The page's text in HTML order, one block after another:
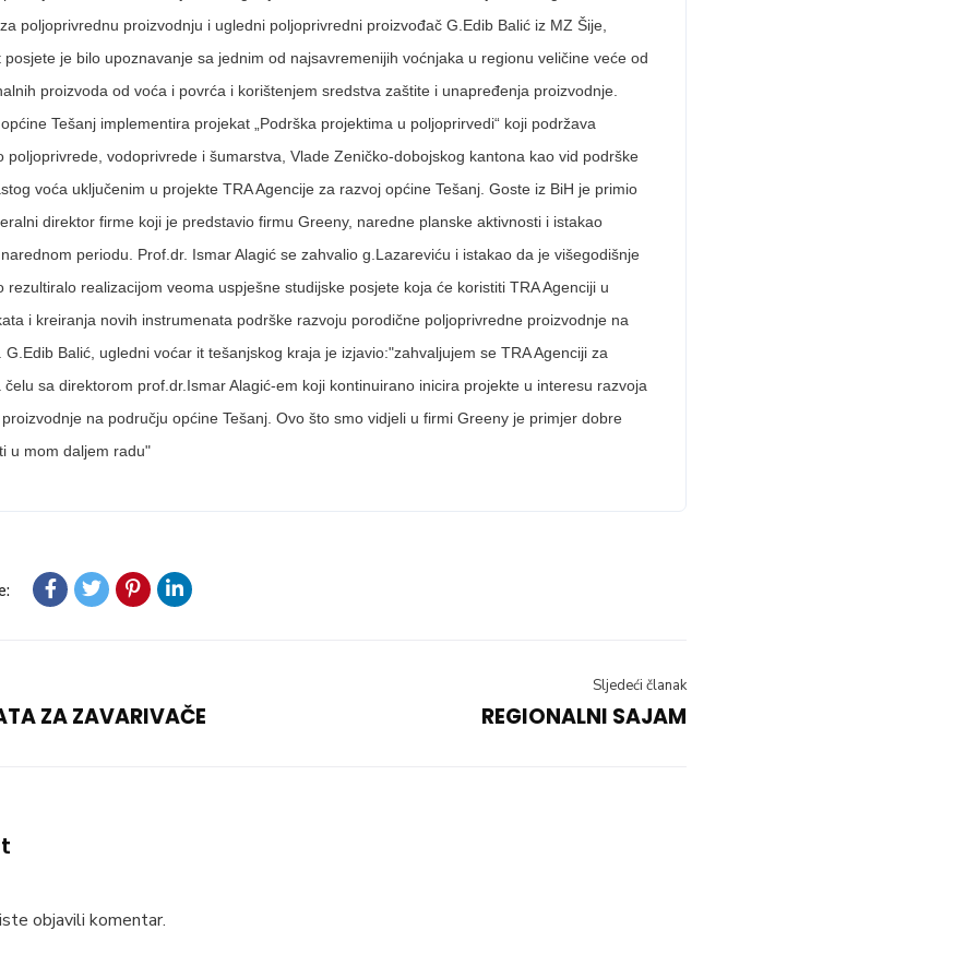
poljoprivrednu proizvodnju i ugledni poljoprivredni proizvođač G.Edib Balić iz MZ Šije,
je bilo upoznavanje sa jednim od najsavremenijih voćnjaka u regionu veličine veće od
proizvoda od voća i povrća i korištenjem sredstva zaštite i unapređenja proizvodnje.
Tešanj implementira projekat „Podrška projektima u poljoprirvedi“ koji podržava
poljoprivrede, vodoprivrede i šumarstva, Vlade Zeničko-dobojskog kantona kao vid podrške
voća uključenim u projekte TRA Agencije za razvoj općine Tešanj. Goste iz BiH je primio
direktor firme koji je predstavio firmu Greeny, naredne planske aktivnosti i istakao
periodu. Prof.dr. Ismar Alagić se zahvalio g.Lazareviću i istakao da je višegodišnje
rezultiralo realizacijom veoma uspješne studijske posjete koja će koristiti TRA Agenciji u
i kreiranja novih instrumenata podrške razvoju porodične poljoprivredne proizvodnje na
Balić, ugledni voćar it tešanjskog kraja je izjavio:"zahvaljujem se TRA Agenciji za
sa direktorom prof.dr.Ismar Alagić-em koji kontinuirano inicira projekte u interesu razvoja
na području općine Tešanj. Ovo što smo vidjeli u firmi Greeny je primjer dobre
u mom daljem radu"
ZA ZAVARIVAČE
Sljedeći članak
REGIONALNI SAJAM
objavili komentar.